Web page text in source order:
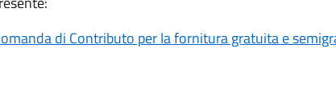
di Contributo per la fornitura gratuita e